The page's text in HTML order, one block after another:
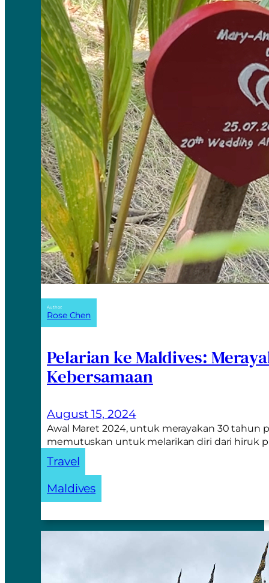
Author:
Rose Chen
Pelarian ke Maldives:
Kebersamaan
August 15, 2024
Awal Maret 2024, untuk merayakan 30 tahun
memutuskan untuk melarikan diri dari hiruk
Travel
Maldives